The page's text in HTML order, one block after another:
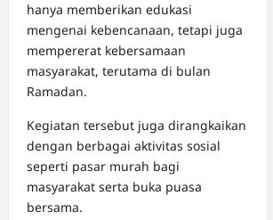
hanya memberikan edukasi
mengenai kebencanaan, tetapi juga
mempererat kebersamaan
masyarakat, terutama di bulan
Ramadan.
Kegiatan tersebut juga dirangkaikan
dengan berbagai aktivitas sosial
seperti pasar murah bagi
masyarakat serta buka puasa
bersama.